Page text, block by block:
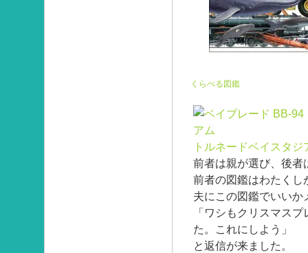
くらべる図鑑
トルネードベイスタジ
前者は親が選び、後者
前者の図鑑はわたくし
夫にこの図鑑でいいか
「ワシもクリスマス
た。これにしよう」
と返信が来ました。